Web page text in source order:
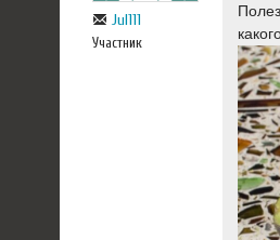
Jul111
Участник